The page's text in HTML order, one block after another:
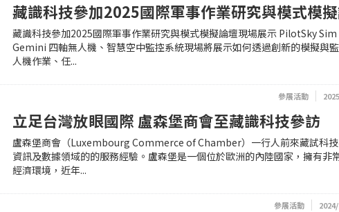
藏識科技參加2025國際軍事作業研究與模式模
藏識科技參加2025國際軍事作業研究與模式模擬論壇現場展示 PilotSky Sim
Gemini 四軸無人機、智慧空中監控系統現場將展示如何透過創新的模擬與
人機作業、任...
參展活動
立足台灣放眼國際 盧森堡商會至藏識科技參訪
盧森堡商會（Luxembourg Commerce of Chamber）一行人前來藏試科
資訊及數據領域的的服務經驗。盧森堡是一個位於歐洲的內陸國家，擁有非
經濟環境，近年...
參展活動